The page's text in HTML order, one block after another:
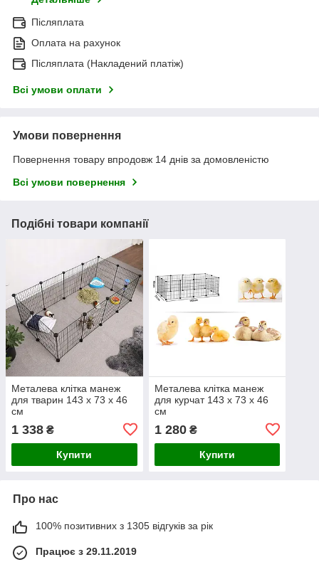
Післяплата
Оплата на рахунок
Післяплата (Накладений платіж)
Всі умови оплати
Умови повернення
Повернення товару впродовж 14 днів за домовленістю
Всі умови повернення
Подібні товари компанії
Металева клітка манеж
для тварин 143 х 73 х 46
см
1 338 ₴
Купити
Металева клітка манеж
для курчат 143 х 73 х 46
см
1 280₴
Купити
Про нас
100% позитивних з 1305 відгуків за рік
Працює з 29.11.2019